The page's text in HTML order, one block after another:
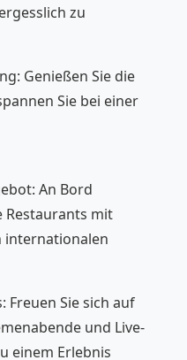
zu
Genießen Sie die
Sie bei einer
An Bord
Restaurants mit
internationalen
Freuen Sie sich auf
und Live-
einem Erlebnis